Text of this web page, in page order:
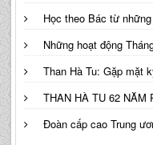
Học theo Bác từ
Những hoạt động
Than Hà Tu: Gặp mặt
THAN HÀ TU 62 NĂM
Đoàn cấp cao Trung